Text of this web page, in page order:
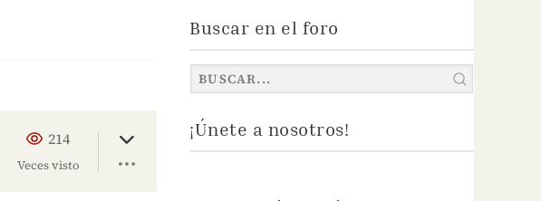
214
Veces visto
Buscar en el foro
¡Únete a nosotros!